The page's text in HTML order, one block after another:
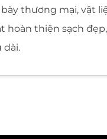
thương mại, vật
thiện sạch
dài.